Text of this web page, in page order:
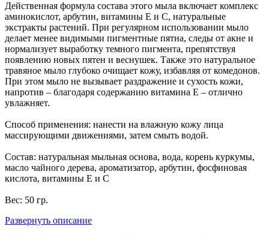
Действенная формула состава этого мыла включает комплекс
аминокислот, арбутин, витамины E и С, натуральные
экстракты растений. При регулярном использовании мыло
делает менее видимыми пигментные пятна, следы от акне и
нормализует выработку темного пигмента, препятствуя
появлению новых пятен и веснушек. Также это натуральное
травяное мыло глубоко очищает кожу, избавляя от комедонов.
При этом мыло не вызывает раздражение и сухость кожи,
напротив – благодаря содержанию витамина E – отлично
увлажняет.
Способ применения: нанести на влажную кожу лица
массирующими движениями, затем смыть водой.
Состав: натуральная мыльная основа, вода, корень куркумы,
масло чайного дерева, ароматизатор, арбутин, фосфиновая
кислота, витамины Е и C
Вес: 50 гр.
Развернуть описание